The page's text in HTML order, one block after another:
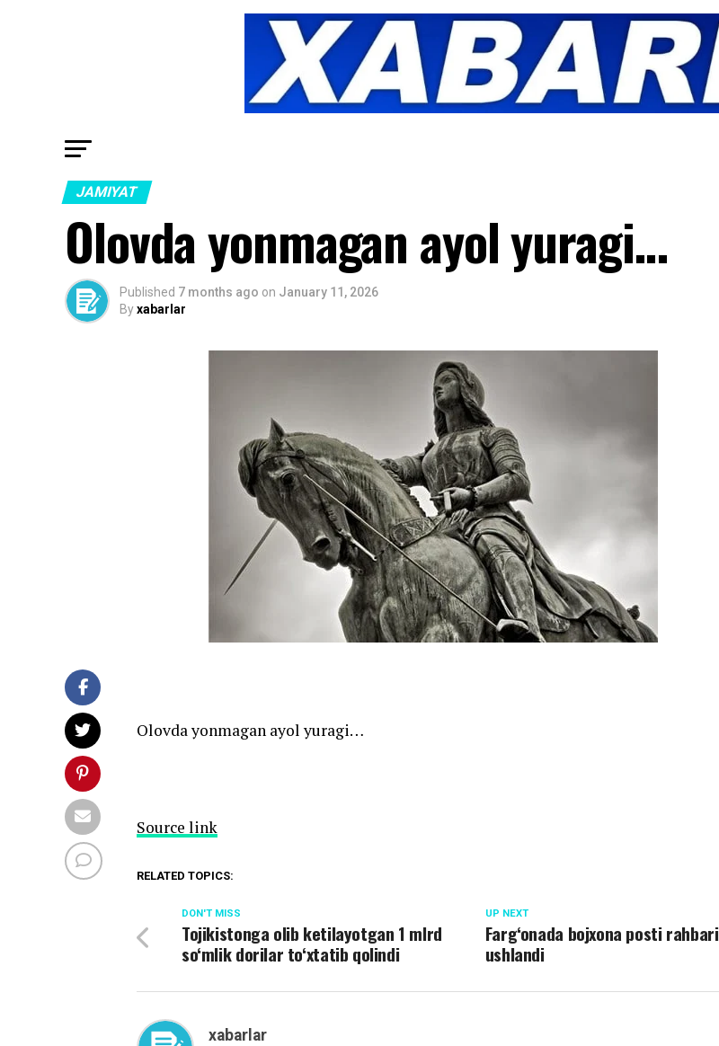
JAMIYAT
Olovda yonmagan ayol yuragi…
Published 7 months ago on January 11, 2026
Byxabarlar
Olovda yonmagan ayol yuragi…
Source link
RELATED TOPICS:
UP NEXT
Farg‘onada bojxona posti rahbari
ushlandi
DON'T MISS
Tojikistonga olib ketilayotgan 1 mlrd
so‘mlik dorilar to‘xtatib qolindi
xabarlar